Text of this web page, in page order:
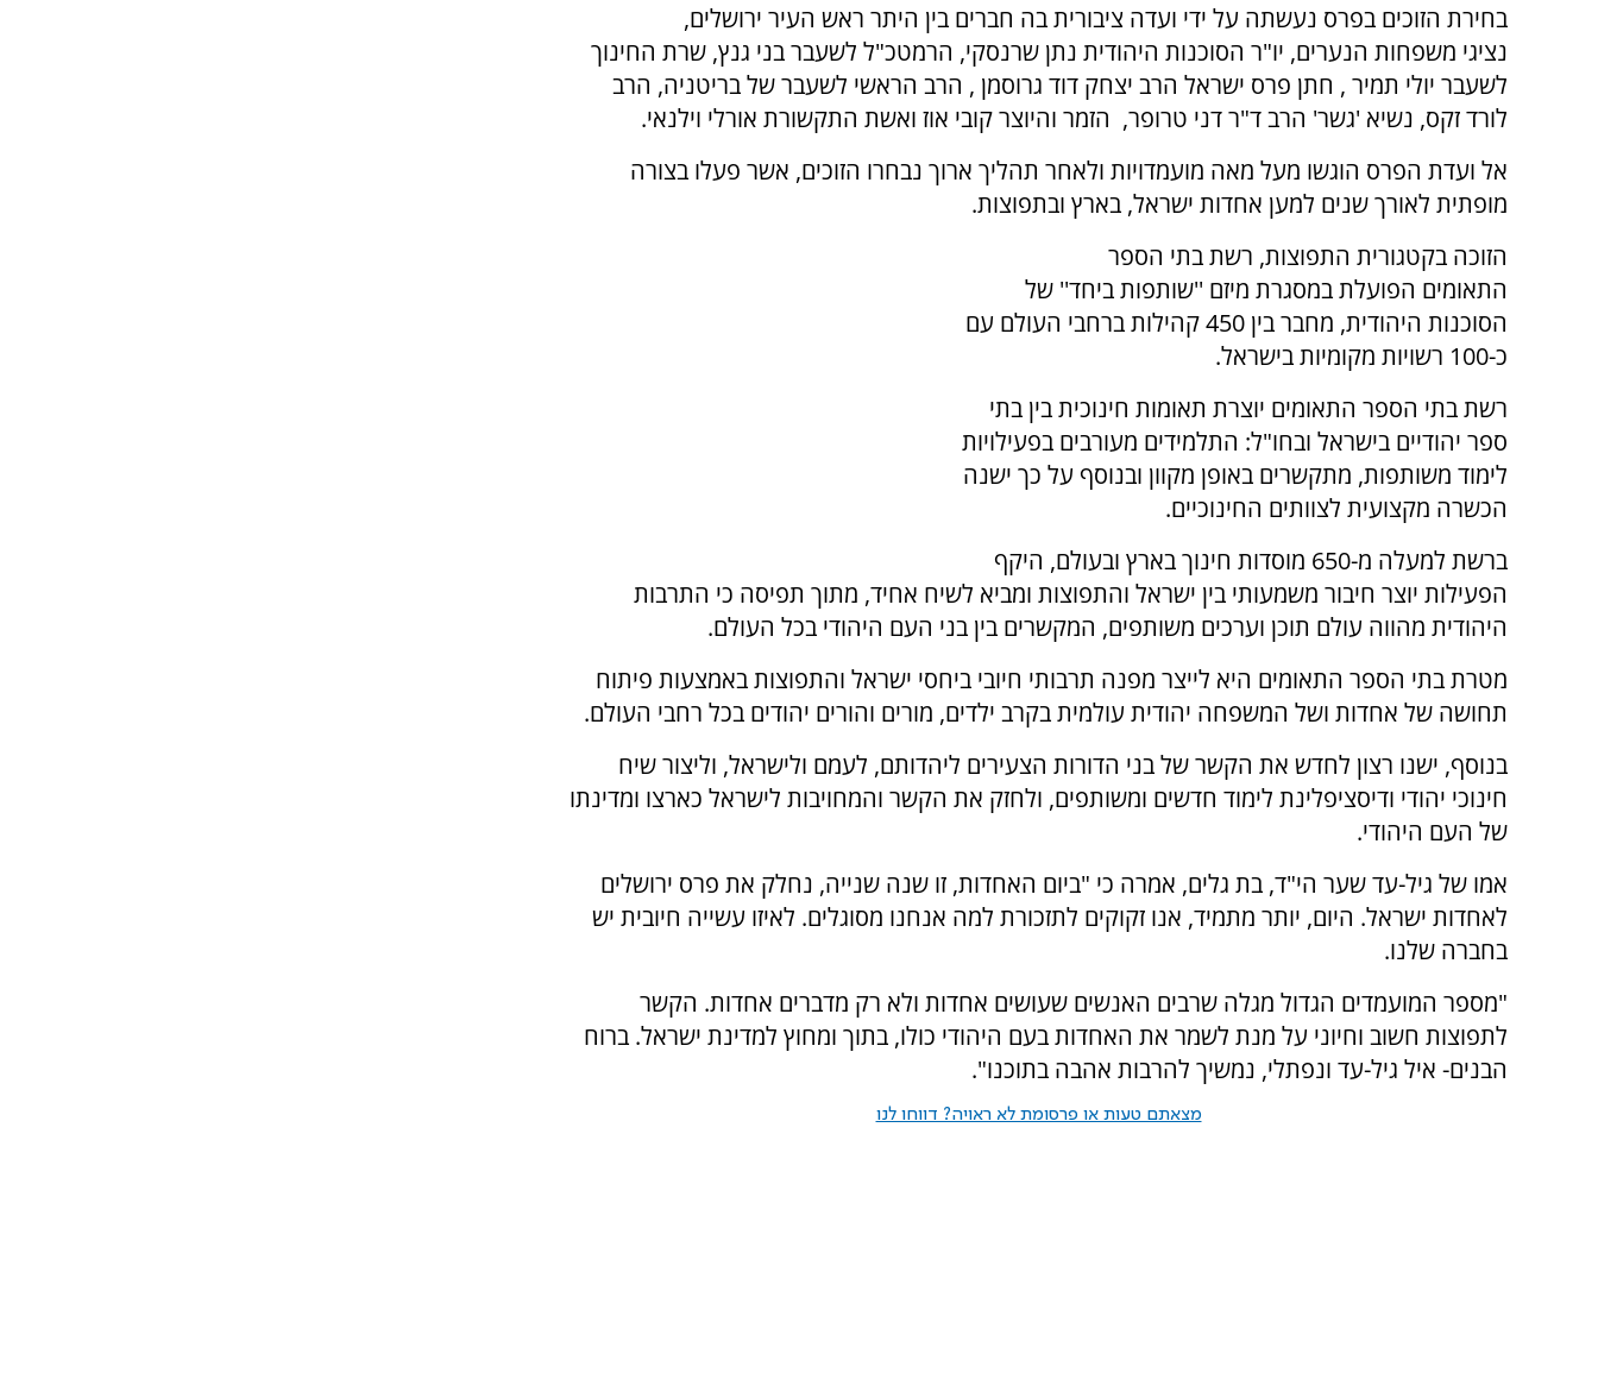
בחירת הזוכים בפרס נעשתה על ידי ועדה ציבורית בה חברים בין היתר ראש העיר ירושלים,
נציגי משפחות הנערים, יו"ר הסוכנות היהודית נתן שרנסקי, הרמטכ"ל לשעבר בני גנץ, שרת החינוך
לשעבר יולי תמיר , חתן פרס ישראל הרב יצחק דוד גרוסמן , הרב הראשי לשעבר של בריטניה, הרב
לורד זקס, נשיא 'גשר' הרב ד"ר דני טרופר, הזמר והיוצר קובי אוז ואשת התקשורת אורלי וילנאי.
אל ועדת הפרס הוגשו מעל מאה מועמדויות ולאחר תהליך ארוך נבחרו הזוכים, אשר פעלו בצורה
מופתית לאורך שנים למען אחדות ישראל, בארץ ובתפוצות.
הזוכה בקטגורית התפוצות, רשת בתי הספר
התאומים הפועלת במסגרת מיזם ''שותפות ביחד'' של
הסוכנות היהודית, מחבר בין 450 קהילות ברחבי העולם עם
כ-100 רשויות מקומיות בישראל.
רשת בתי הספר התאומים יוצרת תאומות חינוכית בין בתי
ספר יהודיים בישראל ובחו"ל: התלמידים מעורבים בפעילויות
לימוד משותפות, מתקשרים באופן מקוון ובנוסף על כך ישנה
הכשרה מקצועית לצוותים החינוכיים.
ברשת למעלה מ-650 מוסדות חינוך בארץ ובעולם, היקף
הפעילות יוצר חיבור משמעותי בין ישראל והתפוצות ומביא לשיח אחיד, מתוך תפיסה כי התרבות
היהודית מהווה עולם תוכן וערכים משותפים, המקשרים בין בני העם היהודי בכל העולם.
מטרת בתי הספר התאומים היא לייצר מפנה תרבותי חיובי ביחסי ישראל והתפוצות באמצעות פיתוח
תחושה של אחדות ושל המשפחה יהודית עולמית בקרב ילדים, מורים והורים יהודים בכל רחבי העולם.
בנוסף, ישנו רצון לחדש את הקשר של בני הדורות הצעירים ליהדותם, לעמם ולישראל, וליצור שיח
חינוכי יהודי ודיסציפלינת לימוד חדשים ומשותפים, ולחזק את הקשר והמחויבות לישראל כארצו ומדינתו
של העם היהודי.
אמו של גיל-עד שער הי"ד, בת גלים, אמרה כי "ביום האחדות, זו שנה שנייה, נחלק את פרס ירושלים
לאחדות ישראל. היום, יותר מתמיד, אנו זקוקים לתזכורת למה אנחנו מסוגלים. לאיזו עשייה חיובית יש
בחברה שלנו.
"מספר המועמדים הגדול מגלה שרבים האנשים שעושים אחדות ולא רק מדברים אחדות. הקשר
לתפוצות חשוב וחיוני על מנת לשמר את האחדות בעם היהודי כולו, בתוך ומחוץ למדינת ישראל. ברוח
הבנים- איל גיל-עד ונפתלי, נמשיך להרבות אהבה בתוכנו".
מצאתם טעות או פרסומת לא ראויה? דווחו לנו